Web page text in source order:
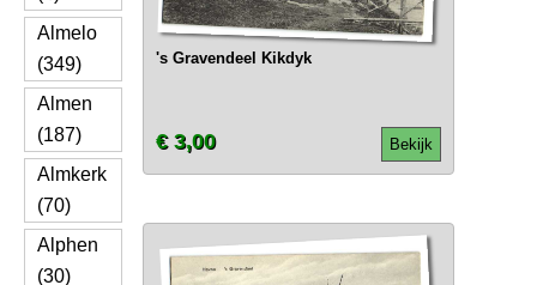
Almelo
(349)
Almen
(187)
Almkerk
(70)
Alphen
(30)
's Gravendeel Kikdyk
Bekijk
€ 3,00